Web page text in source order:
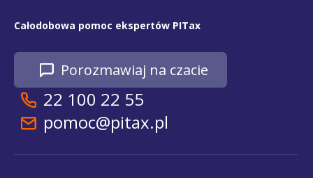
Całodobowa pomoc ekspertów PITax
Porozmawiaj na czacie
22 100 22 55
pomoc@pitax.pl